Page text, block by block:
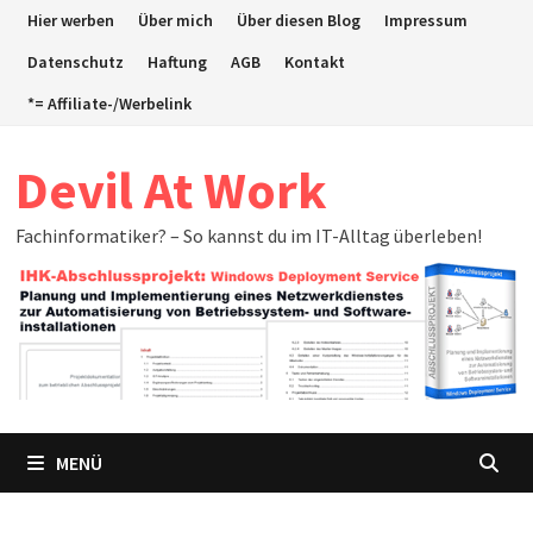
ZumHier werben Über mich Über diesen Blog
Impressum
Datenschutz
Haftung AGB
Kontakt
*= Affiliate-/Werbelink
Devil At Work
Fachinformatiker? – So kannst du im IT-Alltag überleben!
MENÜ